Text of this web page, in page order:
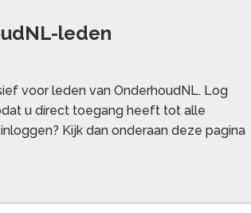
leden
voor leden van OnderhoudNL. Log
u direct toegang heeft tot alle
Kijk dan onderaan deze pagina